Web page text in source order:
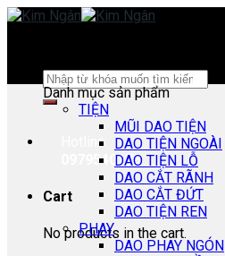
Skip
Search
for:
Hotline:
0979540178
Cart
No products in the cart.
Danh mục sản phẩm
TIỆN
MŨI DAO TIỆN
DAO TIỆN NGOÀI
DAO TIỆN LỖ
DAO CẮT RÃNH
DAO CẮT ĐỨT
DAO TIỆN REN
PHAY
DAO PHAY NGÓN